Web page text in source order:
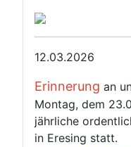
12.03.2026
Erinnerung an
Montag, dem
jährliche
in Eresing statt.